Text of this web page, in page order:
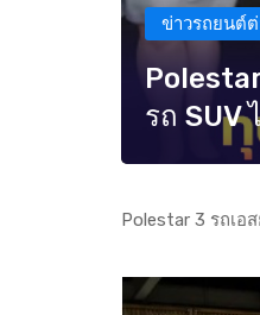
ข่าวรถยนต์ต่
รถ SUV
Polestar 3 รถเอ